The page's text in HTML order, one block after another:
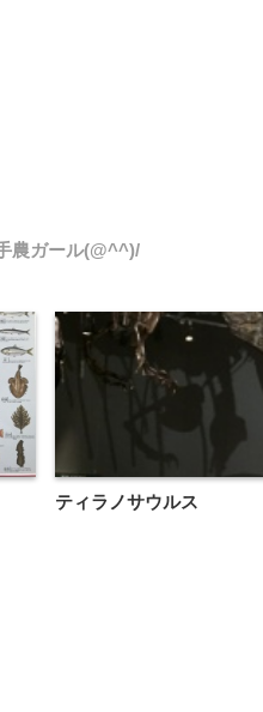
農ガール(@^^)/
ティラノサウルス